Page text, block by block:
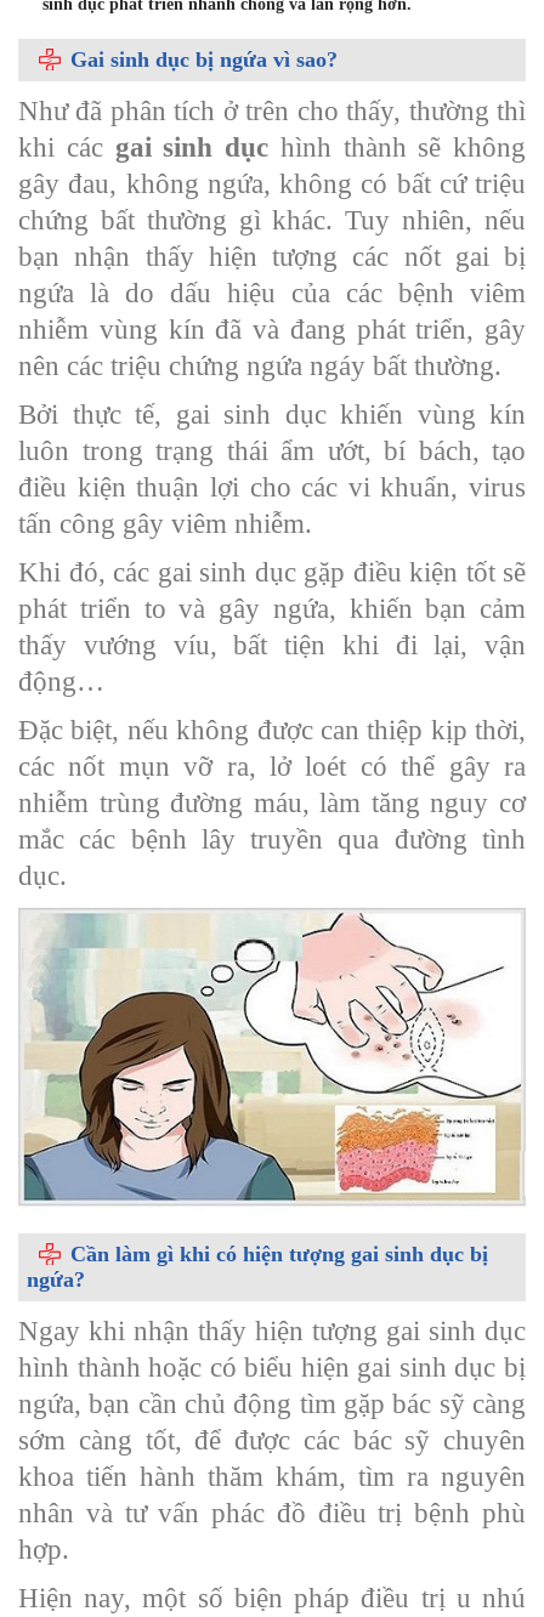
sinh dục phát triển nhanh chóng và lan rộng hơn.
Gai sinh dục bị ngứa vì sao?
Như đã phân tích ở trên cho thấy, thường thì
khi các gai sinh dục hình thành sẽ không
gây đau, không ngứa, không có bất cứ triệu
chứng bất thường gì khác. Tuy nhiên, nếu
bạn nhận thấy hiện tượng các nốt gai bị
ngứa là do dấu hiệu của các bệnh viêm
nhiễm vùng kín đã và đang phát triển, gây
nên các triệu chứng ngứa ngáy bất thường.
Bởi thực tế, gai sinh dục khiến vùng kín
luôn trong trạng thái ẩm ướt, bí bách, tạo
điều kiện thuận lợi cho các vi khuẩn, virus
tấn công gây viêm nhiễm.
Khi đó, các gai sinh dục gặp điều kiện tốt sẽ
phát triển to và gây ngứa, khiến bạn cảm
thấy vướng víu, bất tiện khi đi lại, vận
động…
Đặc biệt, nếu không được can thiệp kịp thời,
các nốt mụn vỡ ra, lở loét có thể gây ra
nhiễm trùng đường máu, làm tăng nguy cơ
mắc các bệnh lây truyền qua đường tình
dục.
Cần làm gì khi có hiện tượng gai sinh dục bị
ngứa?
Ngay khi nhận thấy hiện tượng gai sinh dục
hình thành hoặc có biểu hiện gai sinh dục bị
ngứa, bạn cần chủ động tìm gặp bác sỹ càng
sớm càng tốt, để được các bác sỹ chuyên
khoa tiến hành thăm khám, tìm ra nguyên
nhân và tư vấn phác đồ điều trị bệnh phù
hợp.
Hiện nay, một số biện pháp điều trị u nhú